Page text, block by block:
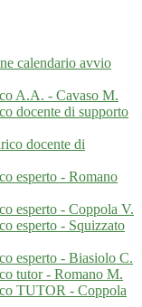
calendario avvio
A.A. - Cavaso M.
docente di supporto
docente di
esperto - Romano
esperto - Coppola V.
esperto - Squizzato
esperto - Biasiolo C.
tutor - Romano M.
TUTOR - Coppola